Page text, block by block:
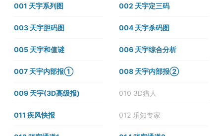
001 天宇系列图 002 天宇定三码
003 天宇胆码图 004 天宇杀码图
005 天宇和值谜 006 天宇综合分析
007 天宇内部报① 008 天宇内部报②
009 天宇(3D高级报) 010 3D猎人
011 疾风快报 012 乐知专家